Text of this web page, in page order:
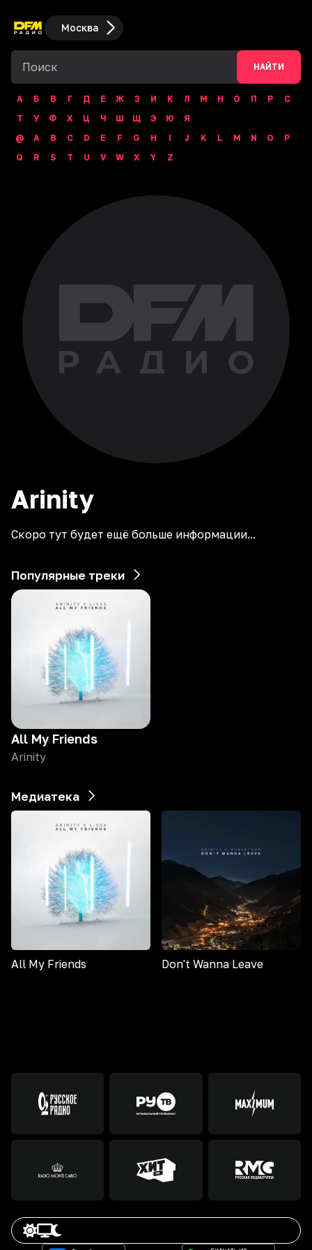
Москва
НАЙТИ
А Б В Г Д Е Ж З И К Л М Н О П Р
С
Т
У Ф Х Ц Ч Ш Щ Э Ю
Я
@
A B C D E F G H I J K L M N O
P
Q
R S T U V W X Y Z
Arinity
Скоро тут будет ещё больше информации...
Популярные треки
All My Friends
Arinity
Медиатека
All My Friends Don't Wanna Leave